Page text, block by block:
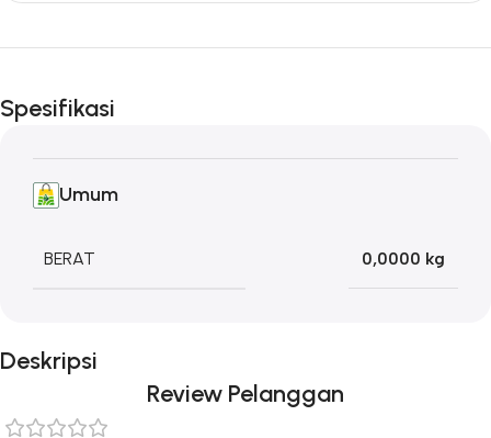
Unbeatable offers
Blowout!
Spesifikasi
Umum
BERAT 0,0000 kg
Deskripsi
Review Pelanggan